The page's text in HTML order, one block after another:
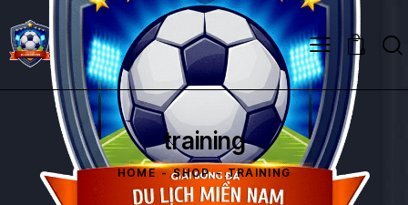
0
training
HOME SHOP TRAINING